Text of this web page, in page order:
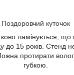
Поздоровчий куточок
ламінується, що
до 15 років. Стенд
протирати
губкою.